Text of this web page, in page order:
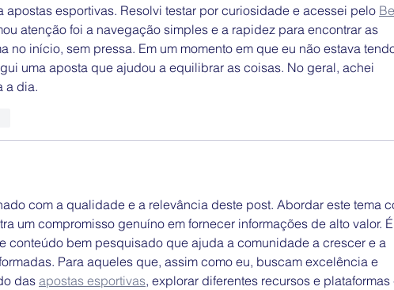
apostas esportivas. Resolvi testar por curiosidade e acessei pelo
atenção foi a navegação simples e a rapidez para encontrar as
no início, sem pressa. Em um momento em que eu não estava
uma aposta que ajudou a equilibrar as coisas. No geral, achei
a dia.
com a qualidade e a relevância deste post. Abordar este tema
um compromisso genuíno em fornecer informações de alto valor. É
conteúdo bem pesquisado que ajuda a comunidade a crescer e a
Para aqueles que, assim como eu, buscam excelência e
das apostas esportivas, explorar diferentes recursos e plataformas